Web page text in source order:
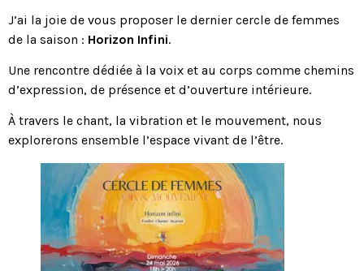
J’ai la joie de vous proposer le dernier cercle de femmes
de la saison : Horizon Infini.
Une rencontre dédiée à la voix et au corps comme chemins
d’expression, de présence et d’ouverture intérieure.
À travers le chant, la vibration et le mouvement, nous
explorerons ensemble l’espace vivant de l’être.